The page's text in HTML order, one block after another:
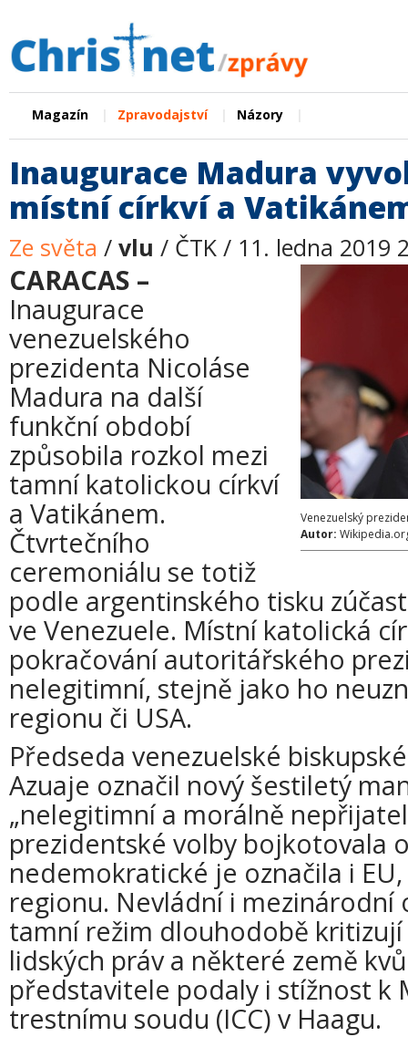
Magazín Zpravodajství Názory
Inaugurace Madura
místní církví a
Ze světa / vlu / ČTK / 11. ledna 2019
Venezuelský
Autor:
CARACAS –
Inaugurace
venezuelského
prezidenta Nicoláse
Madura na další
funkční období
způsobila rozkol mezi
tamní katolickou církví
a Vatikánem.
Čtvrtečního
ceremoniálu se totiž
podle argentinského tisku
ve Venezuele. Místní katolická
pokračování autoritářského
nelegitimní, stejně jako ho
regionu či USA.
Předseda venezuelské
Azuaje označil nový šestiletý
„nelegitimní a morálně
prezidentské volby bojkotovala
nedemokratické je označila i
regionu. Nevládní i mezinárodní
tamní režim dlouhodobě
lidských práv a některé země
představitele podaly i stížnost k
trestnímu soudu (ICC) v Haagu.